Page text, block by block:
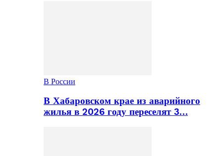
В России
В Хабаровском крае из аварийного
жилья в 2026 году переселят 3…